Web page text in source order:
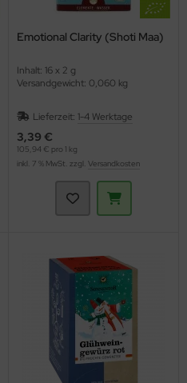
Emotional Clarity (Shoti Maa)
Inhalt: 16 x 2 g
Versandgewicht: 0,060 kg
Lieferzeit: 1-4 Werktage
3,39 €
105,94 € pro 1 kg
inkl. 7 % MwSt. zzgl. Versandkosten